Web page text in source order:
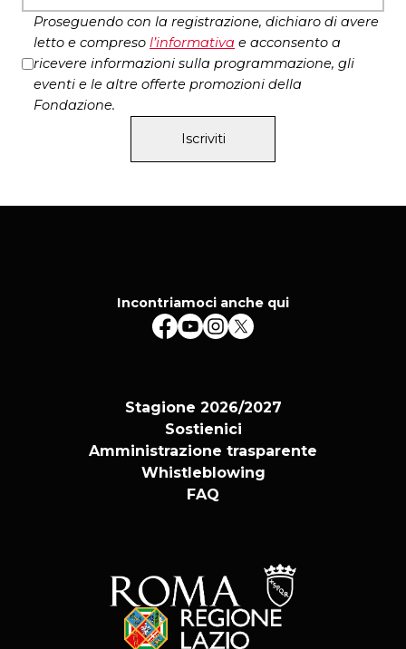
Proseguendo con la registrazione, dichiaro di avere
letto e compreso l’informativa e acconsento a
ricevere informazioni sulla programmazione, gli
eventi e le altre offerte promozioni della
Fondazione.
Iscriviti
Incontriamoci anche qui
Stagione 2026/2027
Sostienici
Amministrazione trasparente
Whistleblowing
FAQ